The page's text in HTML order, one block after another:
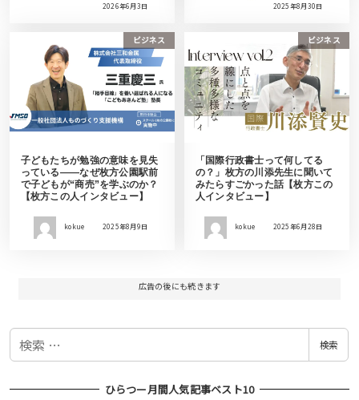
2026年6月3日 2025年8月30日
ビジネス
子どもたちが勉強の意味を見失
っている——なぜ枚方公園駅前
で子どもが“商売”を学ぶのか？
【枚方この人インタビュー】
kokue 2025年8月9日
ビジネス
「国際行政書士って何してる
の？」枚方の川添先生に聞いて
みたらすごかった話【枚方この
人インタビュー】
kokue 2025年6月28日
広告の後にも続きます
検
検索
ひらつー月間人気記事ベスト10